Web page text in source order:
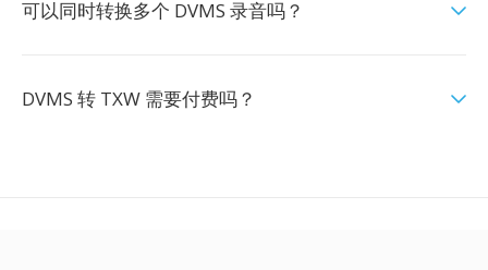
可以同时转换多个 DVMS 录音吗？
DVMS 转 TXW 需要付费吗？